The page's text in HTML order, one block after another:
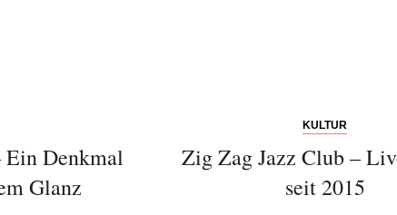
Denkmal
Glanz
KULTUR
Zig Zag Jazz Club –
seit 2015